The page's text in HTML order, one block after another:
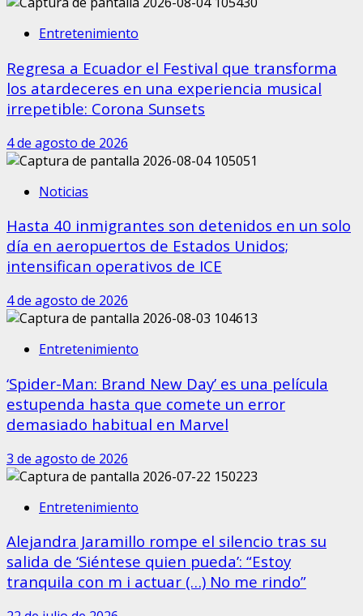
Entretenimiento
Regresa a Ecuador el Festival que transforma
los atardeceres en una experiencia musical
irrepetible: Corona Sunsets
4 de agosto de 2026
Noticias
Hasta 40 inmigrantes son detenidos en un solo
día en aeropuertos de Estados Unidos;
intensifican operativos de ICE
4 de agosto de 2026
Entretenimiento
‘Spider-Man: Brand New Day’ es una película
estupenda hasta que comete un error
demasiado habitual en Marvel
3 de agosto de 2026
Entretenimiento
​Alejandra Jaramillo rompe el silencio tras su
salida de ‘Siéntese quien pueda’: “Estoy
tranquila con m i actuar (…) No me rindo”